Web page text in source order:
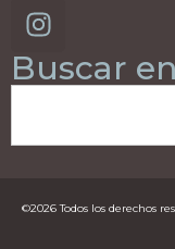
Buscar
©2026 Todos los derechos